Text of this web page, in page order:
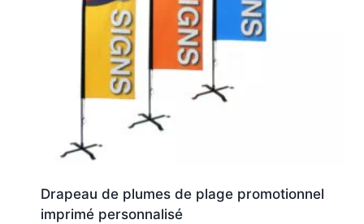
Drapeau de plumes de plage promotionnel
imprimé personnalisé